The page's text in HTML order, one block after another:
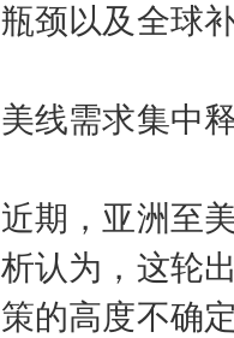
瓶颈以及全球
美线需求集中
近期，亚洲至
析认为，这轮
策的高度不确